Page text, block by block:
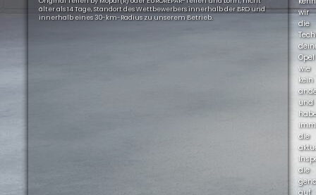
älter als 14 Tage, Standort des Wettbewerbers innerhalb der BRD und
innerhalb eines 30-km-Radius zu unserem Betrieb.
wir
die
Opel
wie
kein
und
die
die
auf